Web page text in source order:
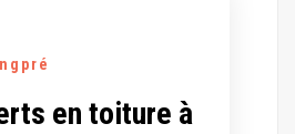
en toiture à